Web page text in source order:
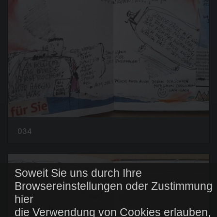
Soweit Sie uns durch Ihre
Browsereinstellungen oder Zustimmung
hier
die Verwendung von Cookies erlauben,
034